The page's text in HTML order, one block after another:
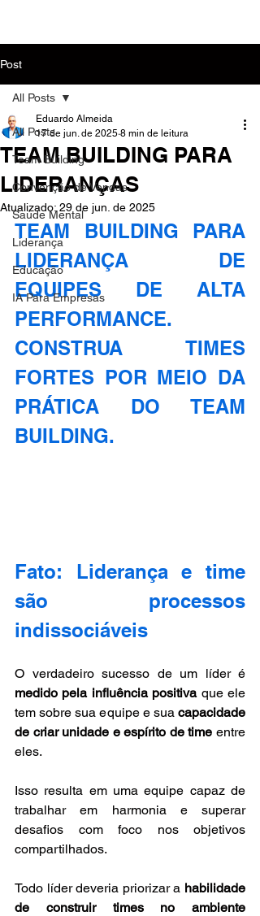
Post
All Posts
Team Building
Convenção de Vendas
Saúde Mental
Liderança
Educação
IA Para Empresas
All Posts
TEAM BUILDING PARA
LIDERANÇAS
Eduardo Almeida
17 de jun. de 2025 8 min de leitura
Atualizado: 29 de jun. de 2025
TEAM BUILDING PARA
LIDERANÇA DE
EQUIPES DE ALTA
PERFORMANCE.
CONSTRUA TIMES
FORTES POR MEIO DA
PRÁTICA DO TEAM
BUILDING.
Fato: Liderança e time
são processos
indissociáveis
medido pela influência positiva que ele
tem sobre sua equipe e sua capacidade
de criar unidade e espírito de time entre
eles.
Isso resulta em uma equipe capaz de
trabalhar em harmonia e superar
desafios com foco nos objetivos
compartilhados.
Todo líder deveria priorizar a habilidade
de construir times no ambiente